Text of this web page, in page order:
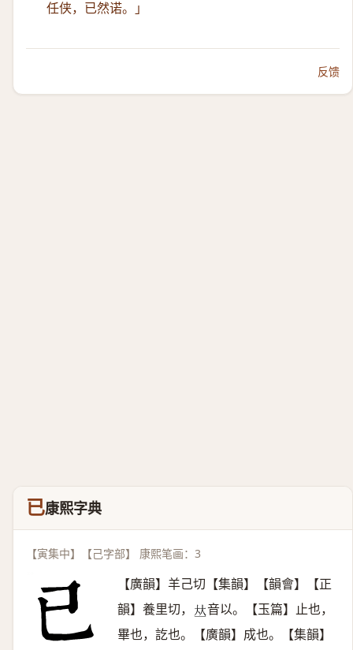
任侠，已然诺。」
反馈
已康熙字典
【寅集中】【己字部】 康熙笔画：3
【廣韻】羊己切【集韻】【韻會】【正
韻】養里切， 𠀤音以。【玉篇】止也，
畢也，訖也。【廣韻】成也。【集韻】